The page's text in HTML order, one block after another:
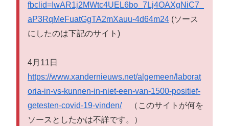
fbclid=IwAR1j2MWtc4UEL6bo_7Lj4OAXgNiC7_
aP3RqMeFuatGgTA2mXauu-4d64m24 (ソース
にしたのは下記のサイト)
4月11日
https://www.xandernieuws.net/algemeen/laborat
oria-in-vs-kunnen-in-niet-een-van-1500-positief-
getesten-covid-19-vinden/（このサイトが何を
ソースとしたかは不詳です。）